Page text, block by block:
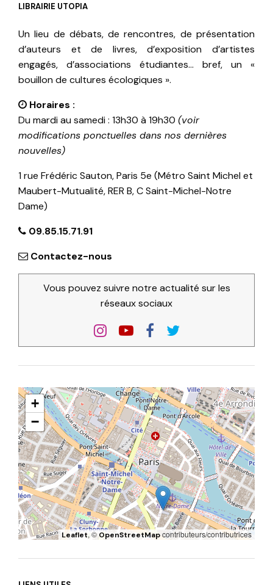
LIBRAIRIE UTOPIA
Un lieu de débats, de rencontres, de présentation
d’auteurs et de livres, d’exposition d’artistes
engagés, d’associations étudiantes… bref, un «
bouillon de cultures écologiques ».
Horaires :
Du mardi au samedi : 13h30 à 19h30 (voir
modifications ponctuelles dans nos dernières
nouvelles)
1 rue Frédéric Sauton, Paris 5e (Métro Saint Michel et
Maubert-Mutualité, RER B, C Saint-Michel-Notre
Dame)
09.85.15.71.91
Contactez-nous
Vous pouvez suivre notre actualité sur les
réseaux sociaux
+
−
Leaflet, ©OpenStreetMapcontributeurs/contributrices